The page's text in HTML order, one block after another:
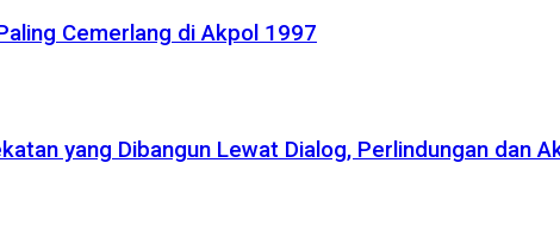
Cemerlang di Akpol 1997
yang Dibangun Lewat Dialog, Perlindungan dan